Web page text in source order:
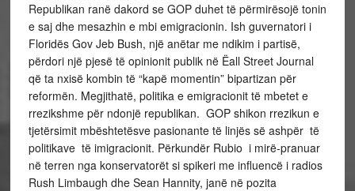
Republikan ranë dakord se GOP duhet të përmirësojë tonin
e saj dhe mesazhin e mbi emigracionin. Ish guvernatori i
Floridës Gov Jeb Bush, një anëtar me ndikim i partisë,
përdori një pjesë të opinionit publik në Ëall Street Journal
që ta nxisë kombin të “kapë momentin” bipartizan për
reformën. Megjithatë, politika e emigracionit të mbetet e
rrezikshme për ndonjë republikan. GOP shikon rrezikun e
tjetërsimit mbështetësve pasionante të linjës së ashpër të
politikave të imigracionit. Përkundër Rubio i mirë-pranuar
në terren nga konservatorët si spikeri me influencë i radios
Rush Limbaugh dhe Sean Hannity, janë në pozita